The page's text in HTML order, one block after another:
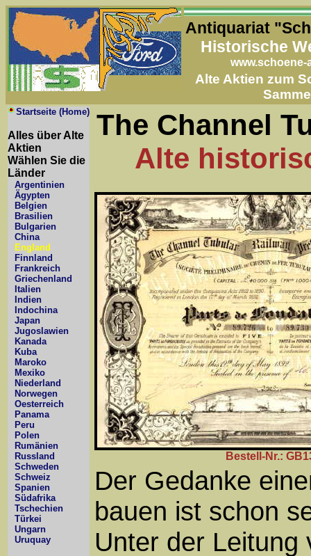
Antiquariat
Historische
www.schoene-
Alte Aktien zum
Startseite (Home)
Alles über Alte
Aktien
Wählen Sie die
Länder
Argentinien
Ägypten
Belgien
Brasilien
Bulgarien
China
England
Finnland
Frankreich
Griechenland
Italien
Indien
Indochina
Japan
Jugoslawien
Kanada
Kuba
Maroko
Mexiko
Niederland
Norwegen
Oesterreich
Panama
Peru
Polen
Rumänien
Russland
Schweden
Schweiz
Spanien
Südafrika
Tschechien
Türkei
Ungarn
Uruquay
The Channel
Alte
Bestell-Nr.:
Der Gedanke
bauen ist schon
Unter der Leitung